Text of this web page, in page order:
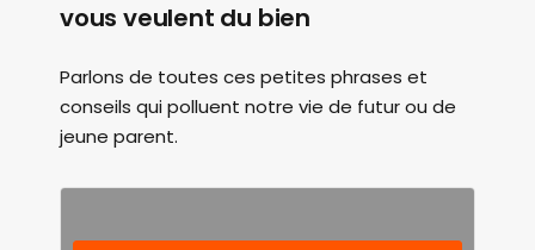
vous veulent du bien
Parlons de toutes ces petites phrases et
conseils qui polluent notre vie de futur ou de
jeune parent.